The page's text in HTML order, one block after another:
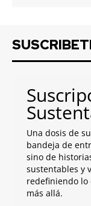
Una dosis de
bandeja de
sino de
sustentables y
redefiniendo lo
más allá.